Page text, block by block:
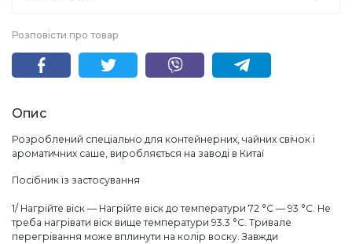
Розповісти про товар
Опис
Розроблений спеціально для контейнерних, чайних свічок і
ароматичних саше, виробляється на заводі в Китаї
Посібник із застосування
1/ Нагрійте віск — Нагрійте віск до температури 72 °C — 93 °C. Не
треба нагрівати віск вище температури 93.3 °C. Тривале
перегрівання може вплинути на колір воску. Завжди